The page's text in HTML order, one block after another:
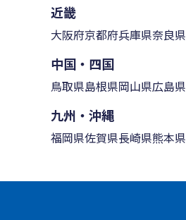
近畿
大阪府京都府兵庫県奈良県
中国・四国
鳥取県島根県岡山県広島県
九州・沖縄
福岡県佐賀県長崎県熊本県